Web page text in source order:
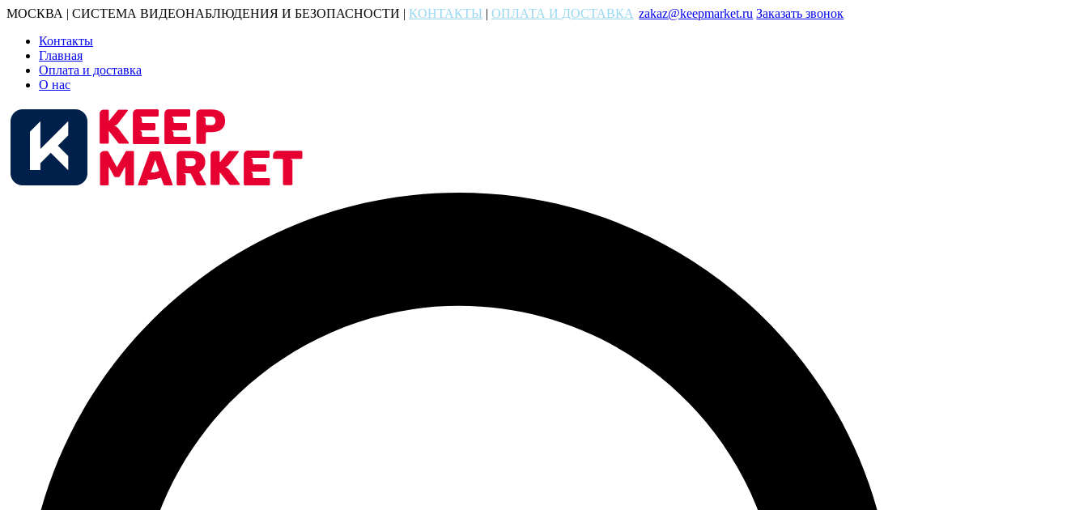
МОСКВА | СИСТЕМА ВИДЕОНАБЛЮДЕНИЯ И БЕЗОПАСНОСТИ | КОНТАКТЫ | ОПЛАТА И ДОСТАВКА zakaz@keepmarket.ru Заказать звонок
Контакты
Главная
Оплата и доставка
О нас